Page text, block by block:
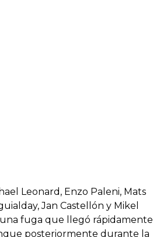
Leonard, Enzo Paleni, Mats
Jan Castellón y Mikel
fuga que llegó rápidamente
posteriormente durante la